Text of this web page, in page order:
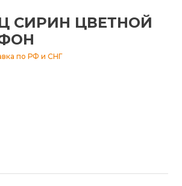
СИРИН ЦВЕТНОЙ
по РФ и СНГ